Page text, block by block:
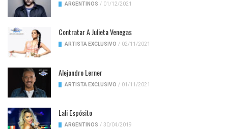
ARGENTINOS / 01/12/2021
Contratar A Julieta Venegas
ARTISTA EXCLUSIVO / 02/11/2021
Alejandro Lerner
ARTISTA EXCLUSIVO / 01/11/2021
Lali Espósito
ARGENTINOS / 30/04/2019